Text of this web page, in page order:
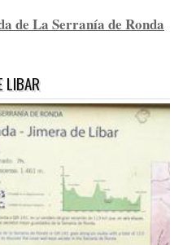
de La Serranía de Ronda
LIBAR